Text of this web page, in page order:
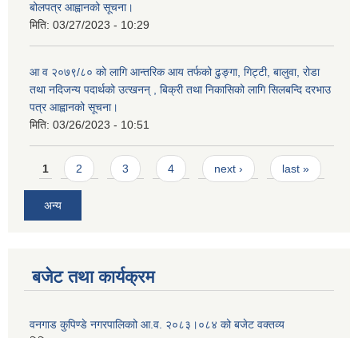
बोलपत्र आह्वानको सूचना।
मिति: 03/27/2023 - 10:29
आ व २०७९/८० को लागि आन्तरिक आय तर्फको ढुङ्गा, गिट्टी, बालुवा, रोडा
तथा नदिजन्य पदार्थको उत्खनन् , बिक्री तथा निकासिको लागि सिलबन्दि दरभाउ
पत्र आह्वानको सूचना।
मिति: 03/26/2023 - 10:51
Pages
1 2 3 4 next › last »
अन्य
बजेट तथा कार्यक्रम
वनगाड कुपिण्डे नगरपालिकाो आ.व. २०८३।०८४ को बजेट वक्तव्य